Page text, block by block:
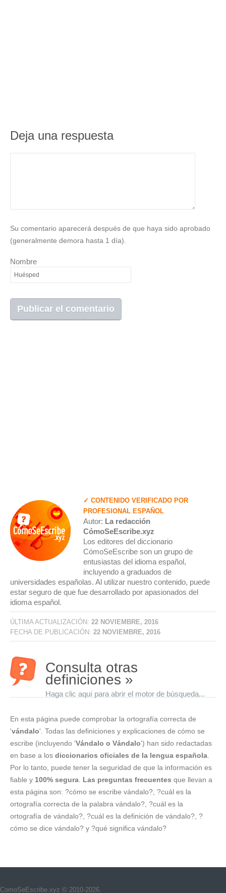
Deja una respuesta
Su comentario aparecerá después de que haya sido aprobado
(generalmente demora hasta 1 día).
Nombre
✓ CONTENIDO VERIFICADO POR
PROFESIONAL ESPAÑOL
Autor: La redacción
CómoSeEscribe.xyz
Los editores del diccionario
CómoSeEscribe son un grupo de
entusiastas del idioma español,
incluyendo a graduados de
universidades españolas. Al utilizar nuestro contenido, puede
estar seguro de que fue desarrollado por apasionados del
idioma español.
ÚLTIMA ACTUALIZACIÓN: 22 NOVIEMBRE, 2016
FECHA DE PUBLICACIÓN: 22 NOVIEMBRE, 2016
Consulta otras
definiciones »
Haga clic aquí para abrir el motor de búsqueda...
En esta página puede comprobar la ortografía correcta de
'vándalo'. Todas las definiciones y explicaciones de cómo se
escribe (incluyendo 'Vándalo o Vándalo') han sido redactadas
en base a los diccionarios oficiales de la lengua española
Por lo tanto, puede tener la seguridad de que la información es
fiable y 100% segura Las preguntas frecuentes que llevan a
esta página son: ?cómo se escribe vándalo?, ?cuál es la
ortografía correcta de la palabra vándalo?, ?cuál es la
ortografía de vándalo?, ?cuál es la definición de vándalo?, ?
cómo se dice vándalo? y ?qué significa vándalo?
ComoSeEscribe.xyz © 2010-2026.